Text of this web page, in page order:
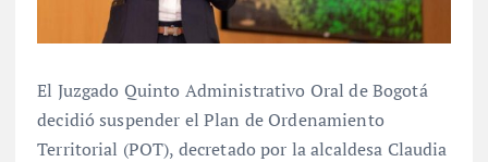
El Juzgado Quinto Administrativo Oral de Bogotá
decidió suspender el Plan de Ordenamiento
Territorial (POT), decretado por la alcaldesa Claudia